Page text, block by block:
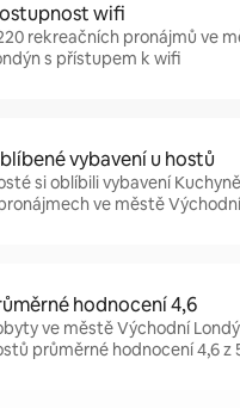
wifi
rekreačních pronájmů ve
s přístupem k wifi
vybavení u hostů
si oblíbili vybavení
ve městě
hodnocení 4,6
ve městě Východní
průměrné hodnocení 4,6 z